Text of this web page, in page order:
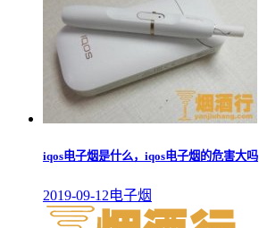
iqos电子烟是什么，iqos电子烟的危害大吗
2019-09-12电子烟